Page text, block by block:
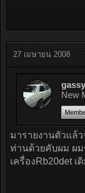
27 เมษายน 2008
New
มารายงานตัวแล้
ท่านด้วยคับผม ผ
เครื่องRb20det เ